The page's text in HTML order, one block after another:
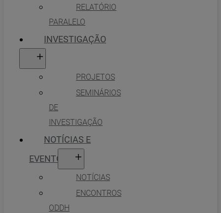
RELATÓRIO
PARALELO
INVESTIGAÇÃO
PROJETOS
SEMINÁRIOS
DE
INVESTIGAÇÃO
NOTÍCIAS E
EVENTOS
NOTÍCIAS
ENCONTROS
ODDH